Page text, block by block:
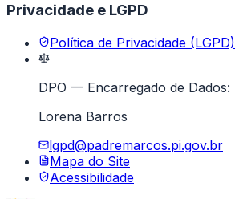
Privacidade e LGPD
Política de Privacidade (LGPD)
DPO — Encarregado de Dados:
Lorena Barros
lgpd@padremarcos.pi.gov.br
Mapa do Site
Acessibilidade